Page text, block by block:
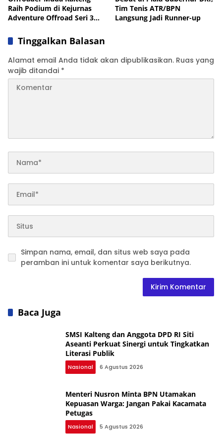
Raih Podium di Kejurnas
Adventure Offroad Seri 3
Tim Tenis ATR/BPN
Langsung Jadi Runner-up
Tinggalkan Balasan
Alamat email Anda tidak akan dipublikasikan. Ruas yang
wajib ditandai *
Simpan nama, email, dan situs web saya pada
peramban ini untuk komentar saya berikutnya.
Baca Juga
SMSI Kalteng dan Anggota DPD RI Siti
Aseanti Perkuat Sinergi untuk Tingkatkan
Literasi Publik
Nasional 6 Agustus 2026
Menteri Nusron Minta BPN Utamakan
Kepuasan Warga: Jangan Pakai Kacamata
Petugas
Nasional 5 Agustus 2026